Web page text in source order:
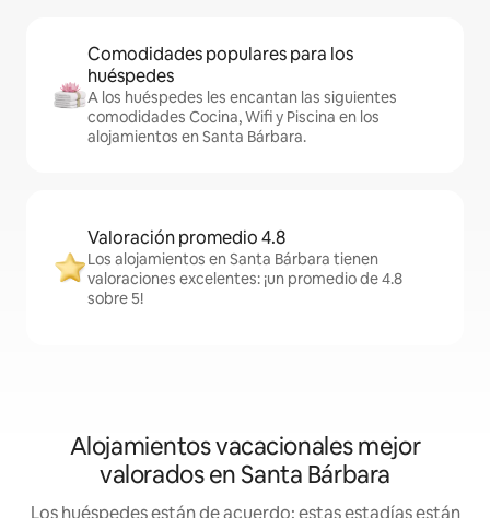
Comodidades populares para los
huéspedes
A los huéspedes les encantan las siguientes
comodidades Cocina, Wifi y Piscina en los
alojamientos en Santa Bárbara.
Valoración promedio 4.8
Los alojamientos en Santa Bárbara tienen
valoraciones excelentes: ¡un promedio de 4.8
sobre 5!
Alojamientos vacacionales mejor
valorados en Santa Bárbara
Los huéspedes están de acuerdo: estas estadías están